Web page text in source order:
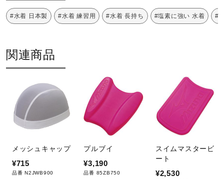
直営店一覧
取扱店一覧
89：ネイビー×パープル
91：ブラック×ブルー
素材
複合繊維（ポリエステル／ポリエステル）57％、ポリエス
テル43％
原産国
ベトナム製、日本製
#水着 日本製 #水着 練習用 #水着 長持ち #塩素に強い 水着 #
関連商品
メッシュキャップ
¥715
品番 N2JWB900
プルブイ
¥3,190
品番 85ZB750
スイムマスタービ
ート
¥2,530